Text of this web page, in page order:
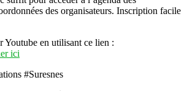
des organisateurs. Inscription facile
Youtube en utilisant ce lien :
ici
#Suresnes